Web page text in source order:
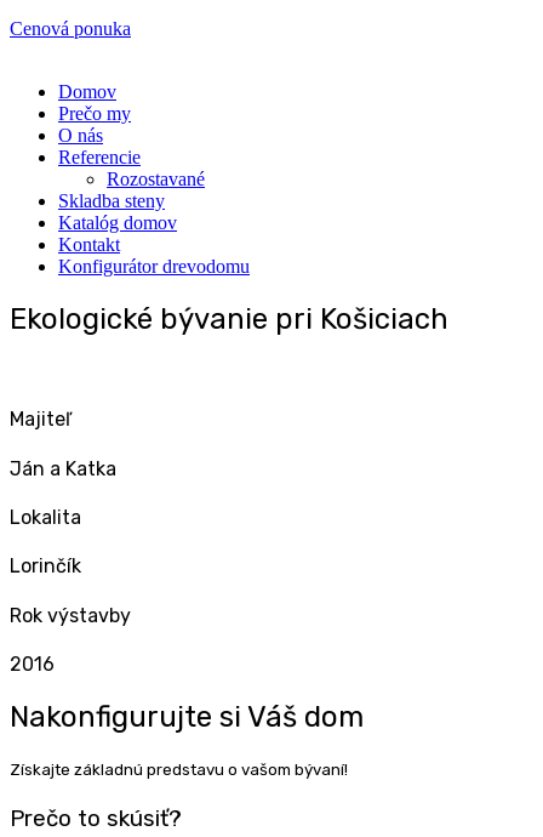
Cenová ponuka
Domov
Pre­čo my
O nás
Refe­ren­cie
Rozosta­va­né
Sklad­ba steny
Kata­lóg domov
Kon­takt
Kon­fi­gu­rá­tor drevodomu
Eko­lo­gic­ké býva­nie pri Košiciach
Maji­teľ
Ján a Katka
Loka­li­ta
Lorin­čík
Rok výstav­by
2016
Nakon­fi­gu­ruj­te si Váš dom
Zís­kaj­te základ­nú pred­sta­vu o vašom bývaní!
Pre­čo to skúsiť?